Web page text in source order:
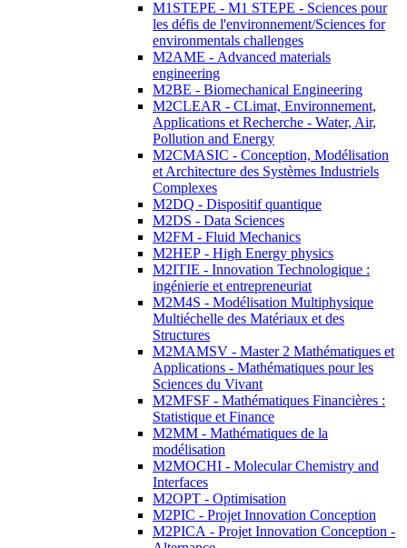
M1STEPE - M1 STEPE - Sciences pour
les défis de l'environnement/Sciences for
environmentals challenges
M2AME - Advanced materials
engineering
M2BE - Biomechanical Engineering
M2CLEAR - CLimat, Environnement,
Applications et Recherche - Water, Air,
Pollution and Energy
M2CMASIC - Conception, Modélisation
et Architecture des Systèmes Industriels
Complexes
M2DQ - Dispositif quantique
M2DS - Data Sciences
M2FM - Fluid Mechanics
M2HEP - High Energy physics
M2ITIE - Innovation Technologique :
ingénierie et entrepreneuriat
M2M4S - Modélisation Multiphysique
Multiéchelle des Matériaux et des
Structures
M2MAMSV - Master 2 Mathématiques et
Applications - Mathématiques pour les
Sciences du Vivant
M2MFSF - Mathématiques Financières :
Statistique et Finance
M2MM - Mathématiques de la
modélisation
M2MOCHI - Molecular Chemistry and
Interfaces
M2OPT - Optimisation
M2PIC - Projet Innovation Conception
M2PICA - Projet Innovation Conception -